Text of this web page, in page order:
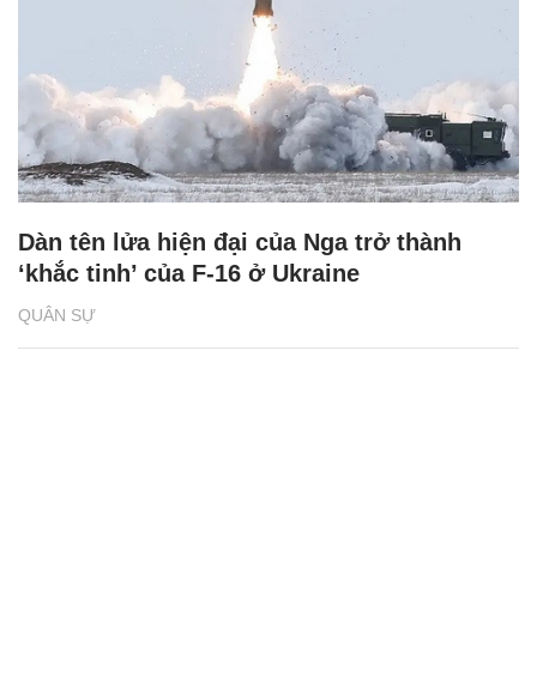
QUÂN SỰ
Dàn tên lửa hiện đại của Nga trở thành
‘khắc tinh’ của F-16 ở Ukraine